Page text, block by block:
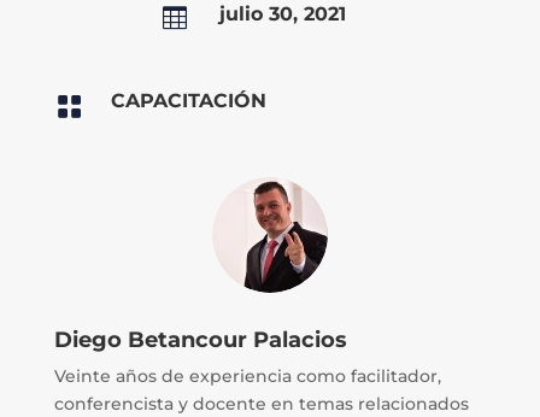
 julio 30, 2021
 CAPACITACIÓN
Diego Betancour Palacios
Veinte años de experiencia como facilitador,
conferencista y docente en temas relacionados